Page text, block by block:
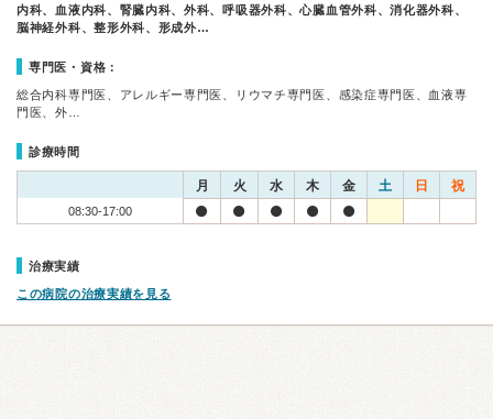
内科、血液内科、腎臓内科、外科、呼吸器外科、心臓血管外科、消化器外科、
脳神経外科、整形外科、形成外…
専門医・資格：
総合内科専門医、アレルギー専門医、リウマチ専門医、感染症専門医、血液専
門医、外…
診療時間
月 火 水 木 金 土 日 祝
08:30-17:00
治療実績
この病院の治療実績を見る